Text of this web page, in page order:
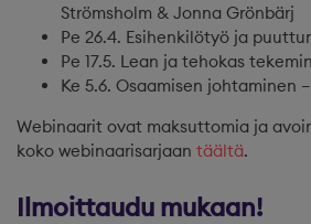
Strömsholm & Jonna Grönbärj
Pe 26.4. Esihenkilötyö ja
Pe 17.5. Lean ja tehokas
Ke 5.6. Osaamisen johtaminen
Webinaarit ovat maksuttomia ja
koko webinaarisarjaan täältä.
Ilmoittaudu mukaan!